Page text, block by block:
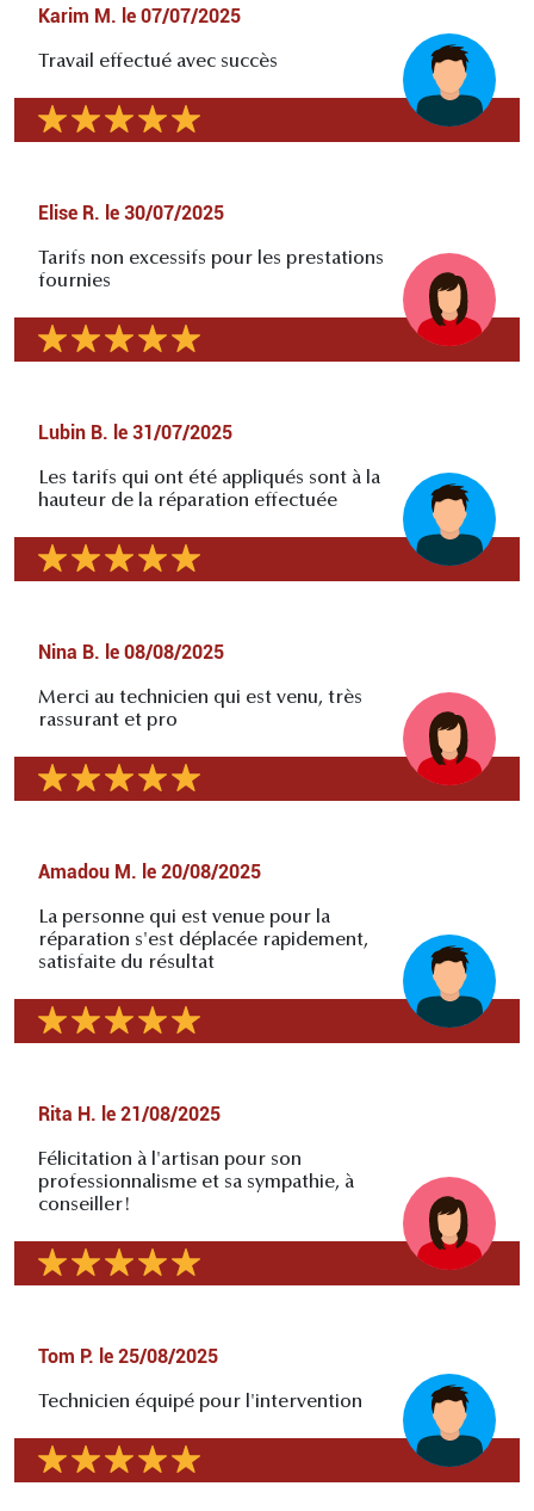
Karim M. le 07/07/2025
Travail effectué avec succès
Elise R. le 30/07/2025
Tarifs non excessifs pour les prestations
fournies
Lubin B. le 31/07/2025
Les tarifs qui ont été appliqués sont à la
hauteur de la réparation effectuée
Nina B. le 08/08/2025
Merci au technicien qui est venu, très
rassurant et pro
Amadou M. le 20/08/2025
La personne qui est venue pour la
réparation s'est déplacée rapidement,
satisfaite du résultat
Rita H. le 21/08/2025
Félicitation à l'artisan pour son
professionnalisme et sa sympathie, à
conseiller!
Tom P. le 25/08/2025
Technicien équipé pour l'intervention